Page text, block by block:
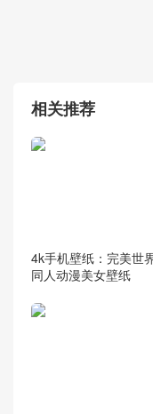
相关推荐
4k手机壁纸：完美世
同人动漫美女壁纸